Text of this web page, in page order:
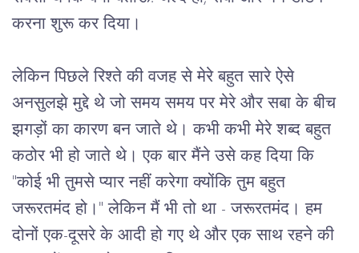
करना शुरू कर दिया।
लेकिन पिछले रिश्ते की वजह से मेरे बहुत सारे ऐसे
अनसुलझे मुद्दे थे जो समय समय पर मेरे और सबा के बीच
झगड़ों का कारण बन जाते थे। कभी कभी मेरे शब्द बहुत
कठोर भी हो जाते थे। एक बार मैंने उसे कह दिया कि
"कोई भी तुमसे प्यार नहीं करेगा क्योंकि तुम बहुत
जरूरतमंद हो। " लेकिन मैं भी तो था - जरूरतमंद। हम
दोनों एक-दूसरे के आदी हो गए थे और एक साथ रहने की